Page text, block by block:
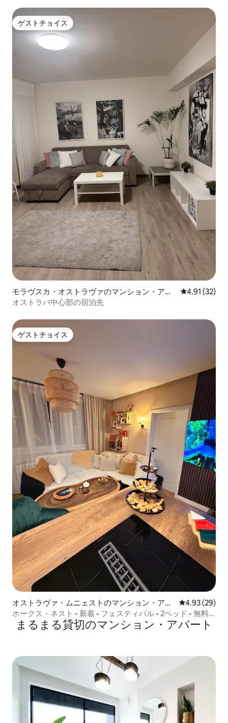
ゲストチョイス
ゲストチョイス
モラヴスカ・オストラヴァのマンション・アパ
ート
レビュー32
4.91 (32)
オストラバ中心部の宿泊先
ゲストチョイス
ゲストチョイス
オストラヴァ・ムニェストのマンション・アパ
ート
レビュー29
4.93 (29)
ホークス・ネスト • 新着 • フェスティバル • 2ベッド • 無料
駐車場
まるまる貸切のマンション・アパート